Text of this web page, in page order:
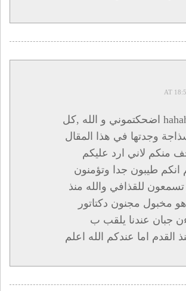
hahahahahaha اضحكتموني و الله ,كل
وجدتها في هذا المقال
منكم لاني ارد عليكم
انكم طيبون جدا وتؤمنون
تسمعون للقذافي والله منذ
مخبول مجنون دكتاتور
جبان عندنا يلقب ب
القدم اما عندكم الله اعلم